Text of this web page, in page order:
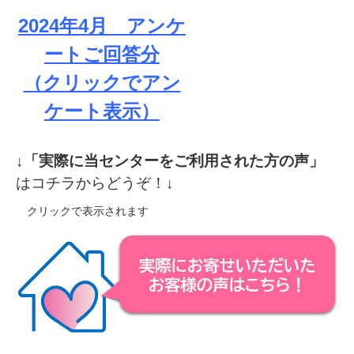
2024年4月 アンケ
ートご回答分
（クリックでアン
ケート表示）
↓
「実際に当センターをご利用された方の声」
はコチラからどうぞ！↓
クリックで表示されます